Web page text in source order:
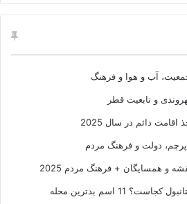
آب و هوا و فرهنگ
و تابعیت قطر
دائم در سال 2025
پرچم، دولت و فرهنگ مردم
و همسایگان + فرهنگ مردم 2025
11 اسم بدترین محله